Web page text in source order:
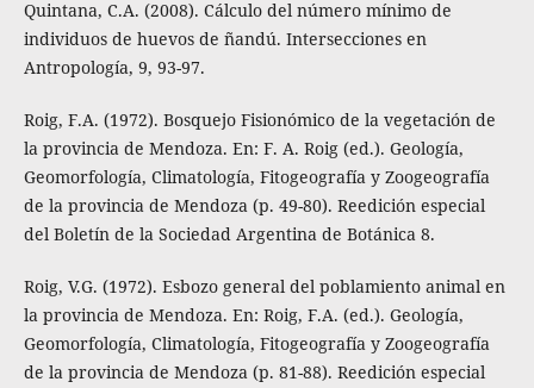
Quintana, C.A. (2008). Cálculo del número mínimo de
individuos de huevos de ñandú. Intersecciones en
Antropología, 9, 93-97.
Roig, F.A. (1972). Bosquejo Fisionómico de la vegetación de
la provincia de Mendoza. En: F. A. Roig (ed.). Geología,
Geomorfología, Climatología, Fitogeografía y Zoogeografía
de la provincia de Mendoza (p. 49-80). Reedición especial
del Boletín de la Sociedad Argentina de Botánica 8.
Roig, V.G. (1972). Esbozo general del poblamiento animal en
la provincia de Mendoza. En: Roig, F.A. (ed.). Geología,
Geomorfología, Climatología, Fitogeografía y Zoogeografía
de la provincia de Mendoza (p. 81-88). Reedición especial